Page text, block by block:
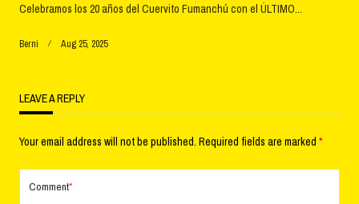
Celebramos los 20 años del Cuervito Fumanchú con el ÚLTIMO...
Berni Aug 25, 2025
LEAVE A REPLY
Your email address will not be published. Required fields are marked *
Comment*